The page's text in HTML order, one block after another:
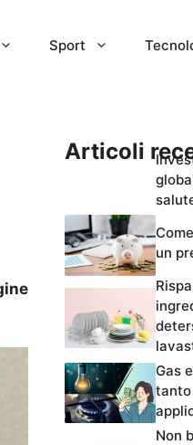
Sport
Articoli
un
Gas
tanto
Non